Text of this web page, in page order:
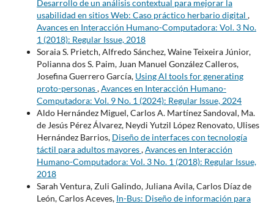
Desarrollo de un análisis contextual para mejorar la
usabilidad en sitios Web: Caso práctico herbario digital ,
Avances en Interacción Humano-Computadora: Vol. 3 No.
1 (2018): Regular Issue, 2018
Soraia S. Prietch, Alfredo Sánchez, Waine Teixeira Júnior,
Polianna dos S. Paim, Juan Manuel González Calleros,
Josefina Guerrero García, Using AI tools for generating
proto-personas,Avances en Interacción Humano-
Computadora: Vol. 9 No. 1 (2024): Regular Issue, 2024
Aldo Hernández Miguel, Carlos A. Martínez Sandoval, Ma.
de Jesús Pérez Álvarez, Neydi Yutzil López Renovato, Ulises
Hernández Barrios, Diseño de interfaces con tecnología
táctil para adultos mayores,Avances en Interacción
Humano-Computadora: Vol. 3 No. 1 (2018): Regular Issue,
2018
Sarah Ventura, Zuli Galindo, Juliana Avila, Carlos Díaz de
León, Carlos Aceves, In-Bus: Diseño de información para